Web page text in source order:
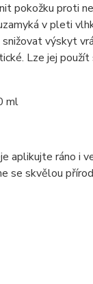
pokožku proti
v pleti
výskyt
Lze jej
ml
aplikujte ráno i
se skvělou